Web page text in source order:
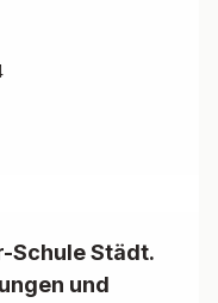
Schule Städt.
und